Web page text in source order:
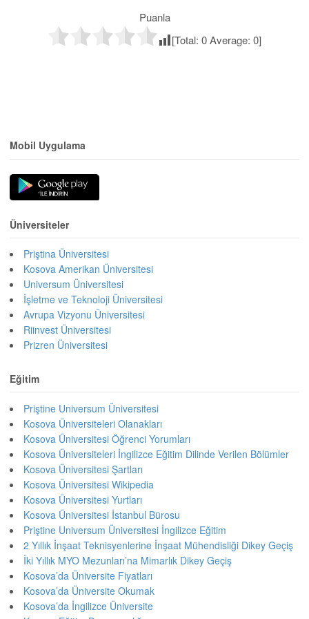
Puanla
[Total: 0Average: 0]
Mobil Uygulama
Üniversiteler
Priştina Üniversitesi
Kosova Amerikan Üniversitesi
Universum Üniversitesi
İşletme ve Teknoloji Üniversitesi
Avrupa Vizyonu Üniversitesi
Riinvest Üniversitesi
Prizren Üniversitesi
Eğitim
Priştine Universum Üniversitesi
Kosova Üniversiteleri Olanakları
Kosova Üniversitesi Öğrenci Yorumları
Kosova Üniversiteleri İngilizce Eğitim Dilinde Verilen Bölümler
Kosova Üniversitesi Şartları
Kosova Üniversitesi Wikipedia
Kosova Üniversitesi Yurtları
Kosova Üniversitesi İstanbul Bürosu
Priştine Universum Üniversitesi İngilizce Eğitim
2 Yıllık İnşaat Teknisyenlerine İnşaat Mühendisliği Dikey Geçiş
İki Yıllık MYO Mezunları’na Mimarlık Dikey Geçiş
Kosova’da Üniversite Fiyatları
Kosova’da Üniversite Okumak
Kosova’da İngilizce Üniversite